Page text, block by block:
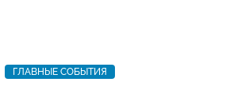
ГЛАВНЫЕ СОБЫТИЯ